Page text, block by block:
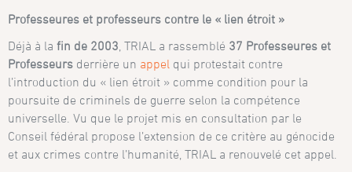
Professeures et professeurs contre le « lien étroit »
Déjà à lafin de 2003 , TRIAL a rassemblé 37 Professeures et
Professeurs derrière un appel qui protestait contre
l’introduction du « lien étroit » comme condition pour la
poursuite de criminels de guerre selon la compétence
universelle. Vu que le projet mis en consultation par le
Conseil fédéral propose l’extension de ce critère au génocide
et aux crimes contre l’humanité, TRIAL a renouvelé cet appel.